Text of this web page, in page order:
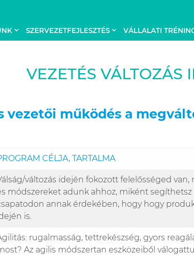
SZERVEZETFEJLESZTÉS VÁLLALATI
VEZETÉS VÁLTOZÁS
vezetői működés a
CÉLJA, TARTALMA
változás idején fokozott felelősséged
módszereket adunk ahhoz, miként segíthetsz
annak érdekében, hogy hogy
is.
rugalmasság, tettrekészség, gyors
Az agilis módszertan eszközeiből